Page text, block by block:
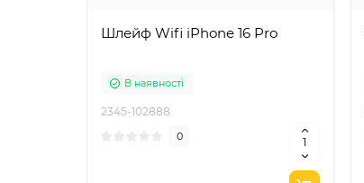
Шлейф Wifi iPhone 16 Pro
В наявності
2345-102888
0